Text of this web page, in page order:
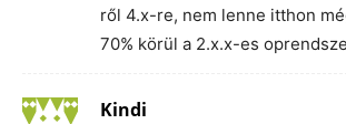
ről 4.x-re, nem lenne itthon
70% körül a 2.x.x-es
Kindi